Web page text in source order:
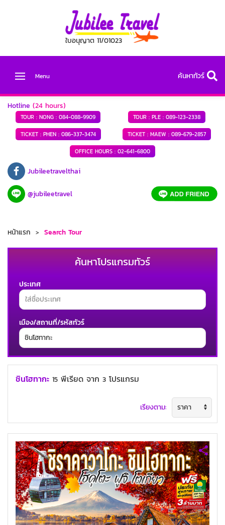
ใบอนุญาต 11/01023
Menu ค้นหาทัวร์
Hotline (24 hours)
TOUR : NONG : 084-088-9909 TOUR : PLE : 089-123-2338
TICKET : PHEN :086-337-3474 TICKET : MAEW : 089-679-2857
OFFICE HOURS : 02-641-6800
Jubileetravelthai
@jubileetravel
หน้าแรก Search Tour
ค้นหาโปรแกรมทัวร์
ประเทศ
เมือง/สถานที่/รหัสทัวร์
ค้นหาทัวร์
ชินโฮทากะ 15 พีเรียด จาก 3 โปรแกรม
เรียงตาม: